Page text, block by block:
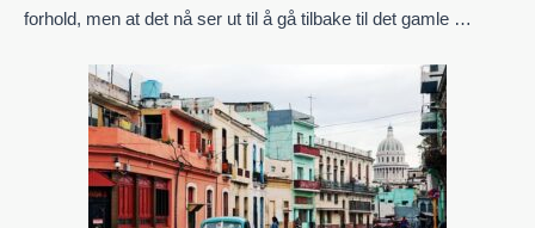
forhold, men at det nå ser ut til å gå tilbake til det gamle …